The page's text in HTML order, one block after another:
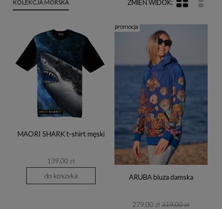
KOLEKCJA MORSKA
MAORI SHARK t-shirt męski
139,00 zł
do koszyka ARUBA bluza damska
279,00 zł 319,00 zł
promocja